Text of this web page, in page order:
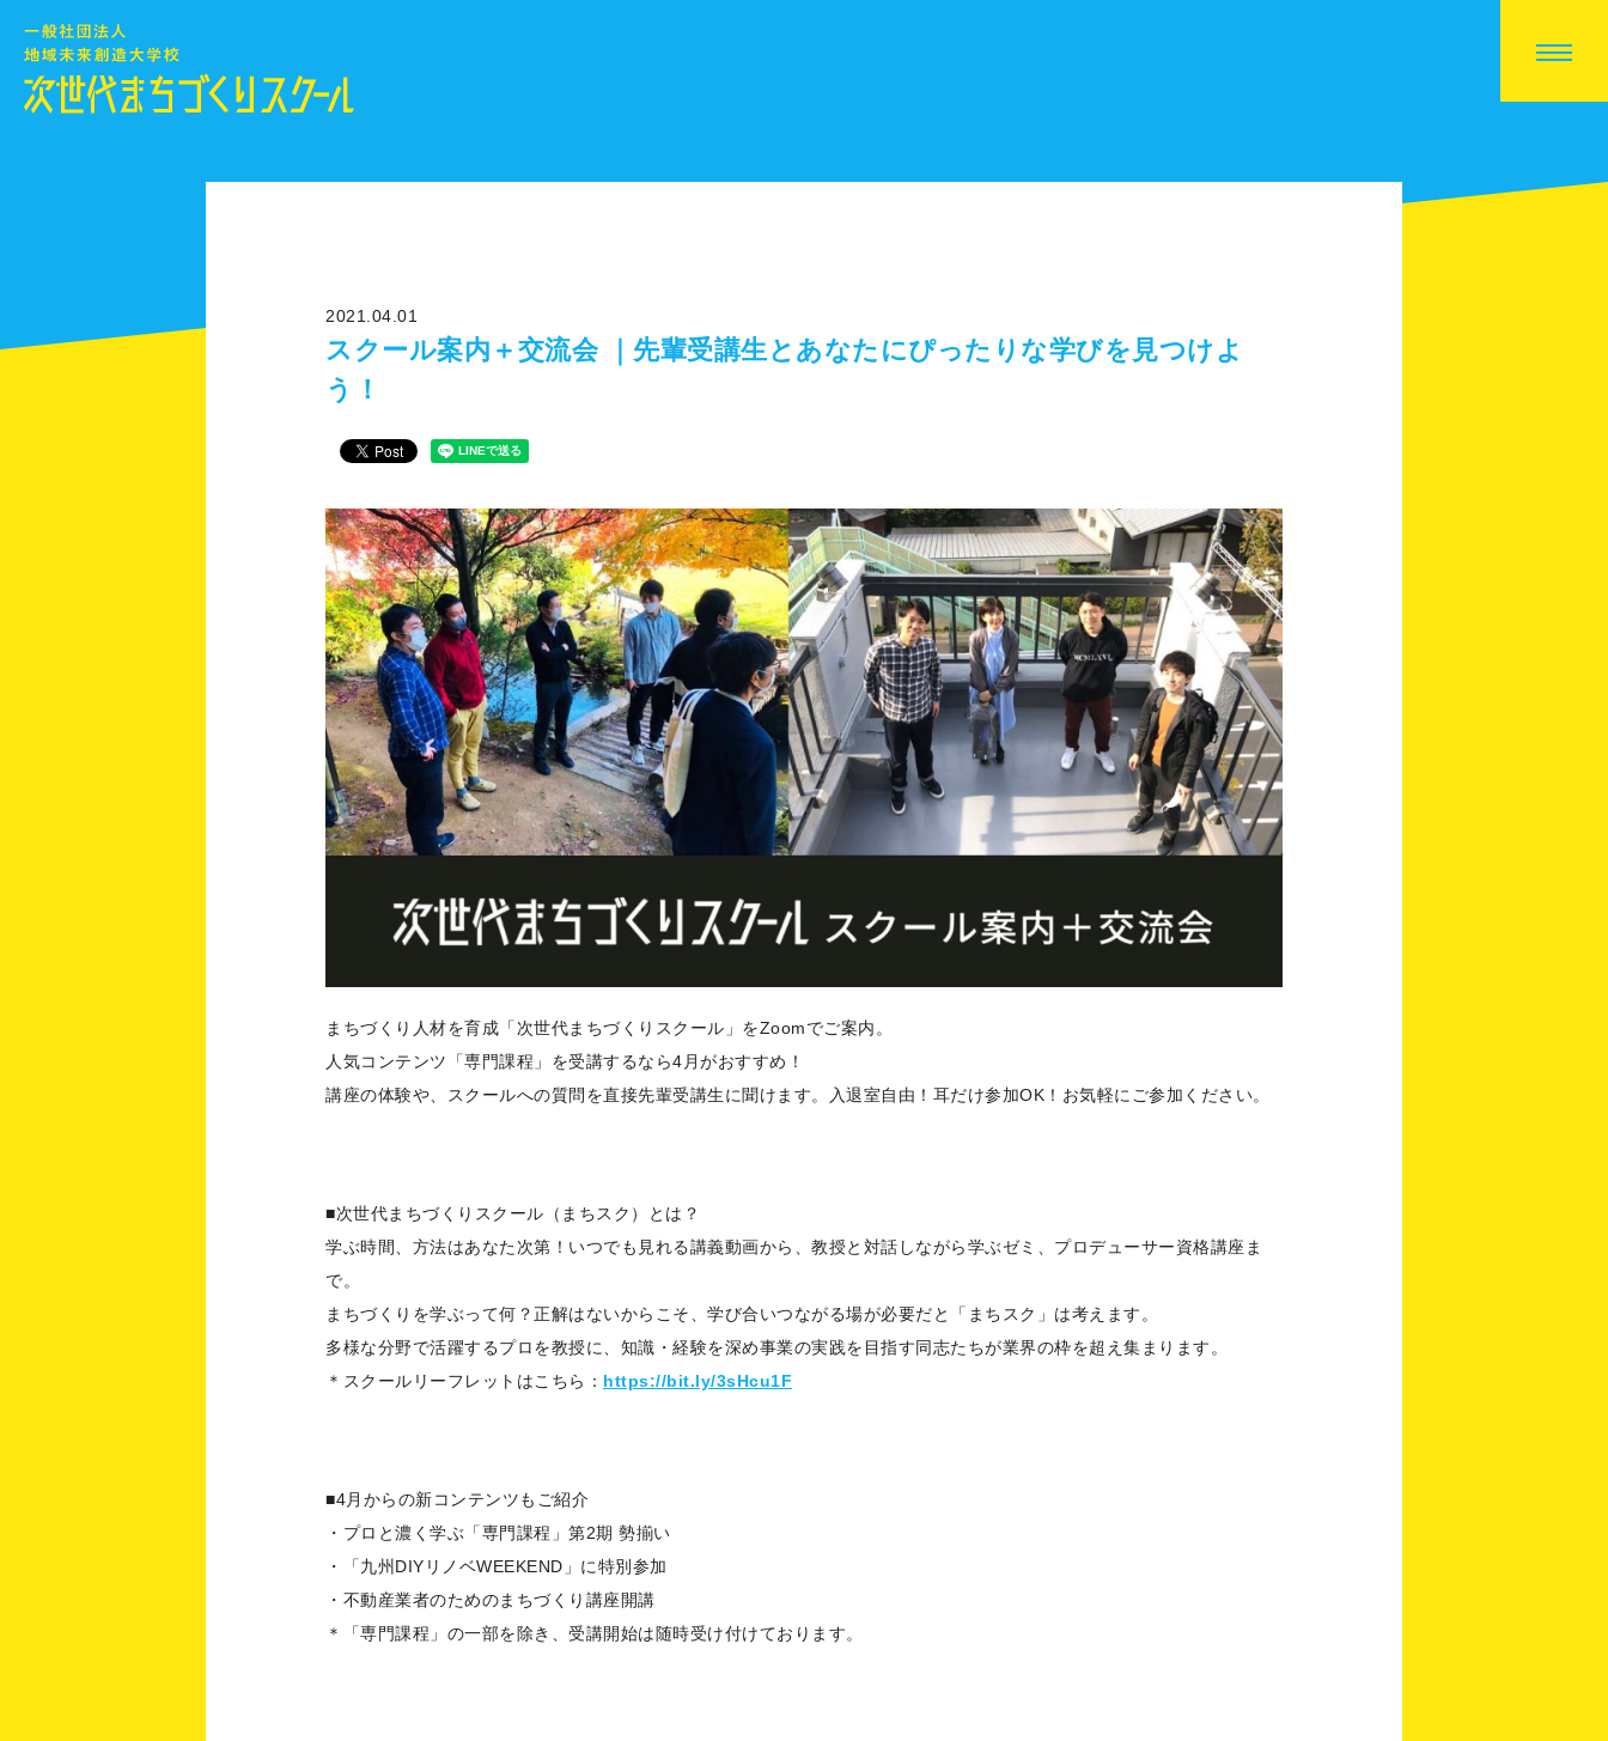
2021.04.01
スクール案内＋交流会 ｜先輩受講生とあなたにぴったりな学びを見つけよ
う！
まちづくり人材を育成「次世代まちづくりスクール」をZoomでご案内。
人気コンテンツ「専門課程」を受講するなら4月がおすすめ！
講座の体験や、スクールへの質問を直接先輩受講生に聞けます。入退室自由！耳だけ参加OK！お気軽にご参加ください。
■次世代まちづくりスクール（まちスク）とは？
学ぶ時間、方法はあなた次第！いつでも見れる講義動画から、教授と対話しながら学ぶゼミ、プロデューサー資格講座ま
で。
まちづくりを学ぶって何？正解はないからこそ、学び合いつながる場が必要だと「まちスク」は考えます。
多様な分野で活躍するプロを教授に、知識・経験を深め事業の実践を目指す同志たちが業界の枠を超え集まります。
＊スクールリーフレットはこちら： https://bit.ly/3sHcu1F
■4月からの新コンテンツもご紹介
・プロと濃く学ぶ「専門課程」第2期 勢揃い
・「九州DIYリノベWEEKEND」に特別参加
・不動産業者のためのまちづくり講座開講
＊「専門課程」の一部を除き、受講開始は随時受け付けております。